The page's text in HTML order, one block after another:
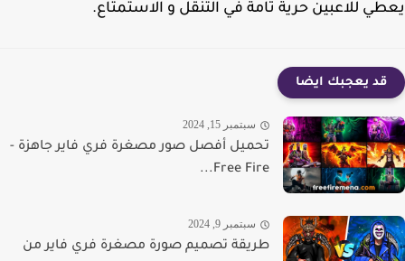
للاعبين حرية تامة في التنقل و الاستمتاع.
قد يعجبك ايضا
سبتمبر 15, 2024
تحميل أفصل صور مصغرة فري فاير جاهزة -
Free Fire...
سبتمبر 9, 2024
طريقة تصميم صورة مصغرة فري فاير من